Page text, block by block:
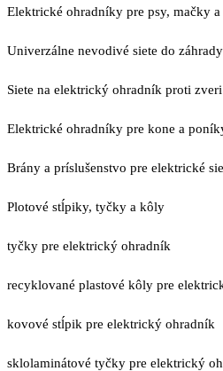
Elektrické ohradníky pre psy, mačky
Univerzálne nevodivé siete do záhrady
Siete na elektrický ohradník proti zveri
Elektrické ohradníky pre kone a
Brány a príslušenstvo pre elektrické
Plotové stĺpiky, tyčky a kôly
tyčky pre elektrický ohradník
recyklované plastové kôly pre
kovové stĺpik pre elektrický ohradník
sklolaminátové tyčky pre elektrický